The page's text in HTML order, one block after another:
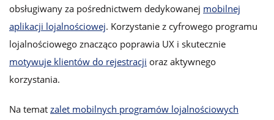
obsługiwany za pośrednictwem dedykowanej mobilnej
aplikacji lojalnościowej. Korzystanie z cyfrowego programu
lojalnościowego znacząco poprawia UX i skutecznie
motywuje klientów do rejestracji oraz aktywnego
korzystania.
Na temat zalet mobilnych programów lojalnościowych